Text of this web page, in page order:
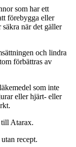
som har ett
förebygga eller
säkra när det gäller
och lindra
förbättras av
som inte
eller hjärt- eller
till Atarax.
recept.